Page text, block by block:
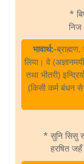
*
निज
भावार्थ:-
लिया। वे
तथा भीतरी)
(किसी कर्म बंधन से
* सुनि सिसु
हरषित